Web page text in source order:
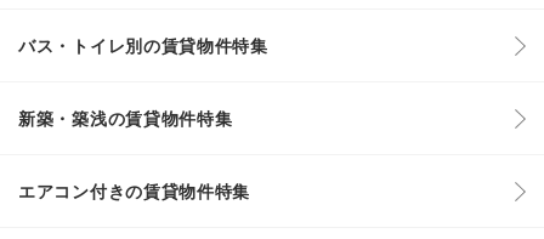
バス・トイレ別の賃貸物件特集
新築・築浅の賃貸物件特集
エアコン付きの賃貸物件特集